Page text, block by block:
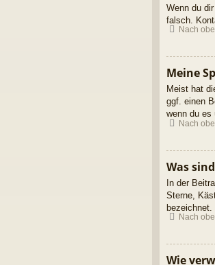
Wenn du
falsch.
Nach
Meine
Meist hat
ggf. einen
wenn du es
Nach
Was
In der
Sterne,
Nach
Wie